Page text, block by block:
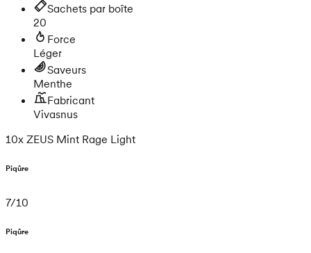
Sachets par boîte
20
Force
Léger
Saveurs
Menthe
Fabricant
Vivasnus
10x ZEUS Mint Rage Light
Piqûre
7/10
Piqûre